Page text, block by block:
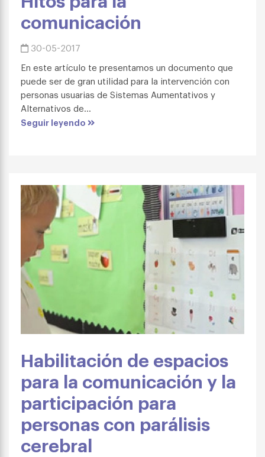
comunicación
30-05-2017
En este artículo te presentamos un documento que
puede ser de gran utilidad para la intervención con
personas usuarias de Sistemas Aumentativos y
Alternativos de...
Seguir leyendo
Habilitación de espacios
para la comunicación y la
participación para
personas con parálisis
cerebral